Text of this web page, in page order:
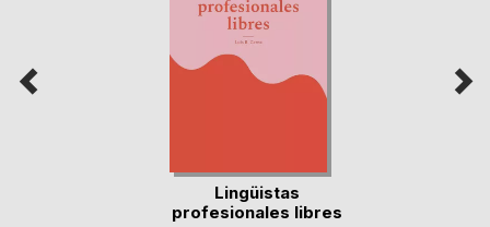
Lingüistas
profesionales libres